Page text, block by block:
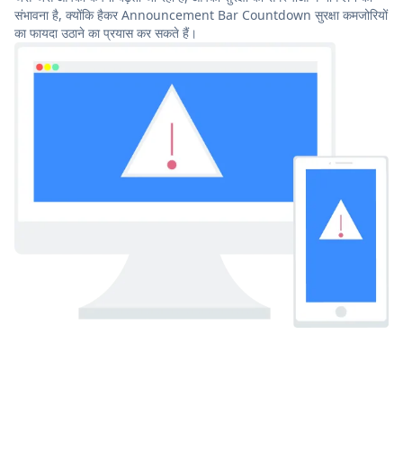
संभावना है, क्योंकि हैकर Announcement Bar Countdown सुरक्षा कमजोरियों
का फायदा उठाने का प्रयास कर सकते हैं।